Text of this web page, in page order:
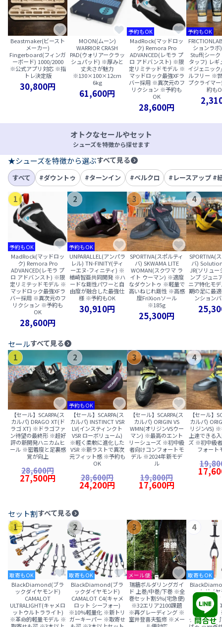
問合せ
Beastmaker(ビースト
メーカー)
Fingerboard(フィンガ
ーボード) 1000/2000
※公式アプリ対応 ※指
トレ決定版
30,800円
MOON(ムーン)
WARRIOR CRASH
PAD(ウォリアークラッ
シュパッド) ※厚みと
丈夫さが魅力
※130×100×12cm
6kg
61,600円
予約もOK
MadRock(マッドロッ
ク) Remora Pro
ADVANCED(レモラ プ
ロ アドバンスト) ※限
定リミテッドモデル ※
マッドロック最強XFラ
バー採用 ※異次元のフ
リクション ※予約も
OK
28,600円
予約もOK
ションラボ
Stuff(シーク
タッフ) レギ
イジェニッ
ルフリー ※
プクライマ
約も
オトクなセールやセット
シューズを特徴から探せます
★シューズを特徴から選ぶすべて見る
すべて #ダウントゥ #ターンイン #ベルクロ #レースアップ #
1
予約もOK
MadRock(マッドロッ
ク) Remora Pro
ADVANCED(レモラ プ
ロ アドバンスト) ※限
定リミテッドモデル ※
マッドロック最強XFラ
バー採用 ※異次元のフ
リクション ※予約も
OK
28,600円
2
予約もOK
UNPARALLEL(アンパラ
レル) TN-FINITY(ティ
ーエヌ-フィニティ) ※
楢崎智亜共同開発 ※ハ
ードな剛性パワーと自
由度が融合した最強仕
様 ※予約もOK
30,910円
3
SPORTIVA(スポルティ
バ) SKWAMA LITE
WOMAN(スクワマ ラ
イト ウーマン) ※適度
なダウントゥ ※軽量で
高いねじれ剛性 ※高感
度FriXionソール
※185g
25,300円
4
SPORTIVA(
バ)
JR(ソリュー
ンプ ジュニ
ニア特化モ
期の足に最
ンション
セールすべて見る
1
【セール】SCARPA(ス
カルパ) DRAGO XT(ド
ラゴ XT) ※ドラゴファ
ン待望の最終形 ※超好
評の新開発ハニカムヒ
ール ※密着度と足裏感
覚が向上
28,600円
27,500円
2
予約もOK
【セール】SCARPA(ス
カルパ) INSTINCT VSR
LV(インスティンクト
VSR ローボリューム)
※軽く柔軟に進化した
VSR ※新ラストで異次
元フィット感 ※予約も
OK
28,600円
24,200円
3
【セール】SCARPA(ス
カルパ) ORIGIN VS
WMN(オリジンVSウー
マン) ※最高のエント
リーシューズ ※初中級
者向けコンフォートモ
デル ※2024年新モデ
ル
19,800円
17,600円
4
【セール】
カルパ)
リジンVS)
上達できる
ズ ※初中級
フォート
セット割すべて見る
1
取寄もOK
BlackDiamond(ブラ
ックダイヤモンド)
CAMALOT
ULTRALIGHT(キャメロ
ットウルトラライト)
※革命的軽量モデル ※
2
取寄もOK
BlackDiamond(ブラ
ックダイヤモンド)
CAMALOT C4(キャメ
ロット シーフォー)
※10%軽量化 ※新トリ
ガーキーパー ※取寄せ
3
メール便
瑞牆ボルダリングガイ
ド 上巻/中巻/下巻 ※全
巻セット割5%(宅急便)
※32エリア2100課題
※再グレーディング ※
室井登喜夫監修 ※メー
4
取寄もOK
ックダイ
Set(キャメ
オフセット
クションの